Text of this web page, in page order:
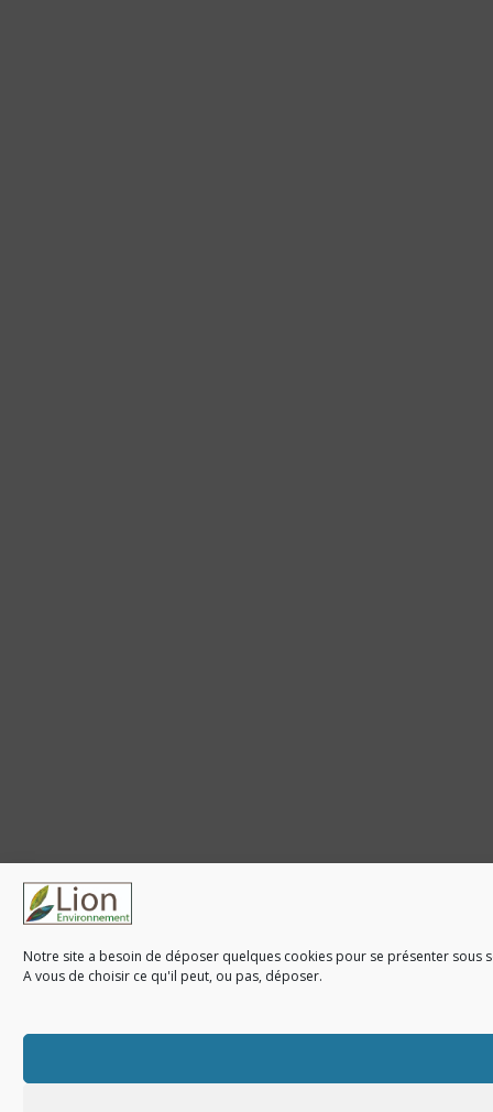
Notre site a besoin de déposer quelques cookies pour se présenter sous
A vous de choisir ce qu'il peut, ou pas, déposer.